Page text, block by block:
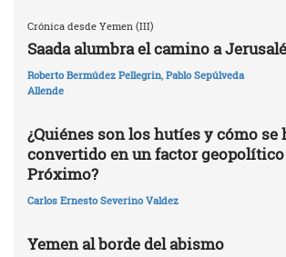
Crónica desde Yemen (III)
Saada alumbra el camino a
Roberto Bermúdez Pellegrin, Pablo Sepúlveda
Allende
¿Quiénes son los hutíes y cómo se
convertido en un factor
Próximo?
Carlos Ernesto Severino Valdez
Yemen al borde del abismo